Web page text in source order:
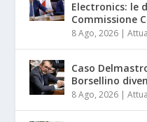
Electronics: le
Commissione
8 Ago, 2026 |
Caso
Borsellino
8 Ago, 2026 |